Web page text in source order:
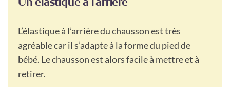
L’élastique à l’arrière du chausson est très
agréable car il s’adapte à la forme du pied de
bébé. Le chausson est alors facile à mettre et à
retirer.